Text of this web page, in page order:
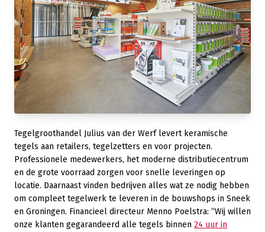
Tegelgroothandel Julius van der Werf levert keramische
tegels aan retailers, tegelzetters en voor projecten.
Professionele medewerkers, het moderne distributiecentrum
en de grote voorraad zorgen voor snelle leveringen op
locatie. Daarnaast vinden bedrijven alles wat ze nodig hebben
om compleet tegelwerk te leveren in de bouwshops in Sneek
en Groningen. Financieel directeur Menno Poelstra: “Wij willen
onze klanten gegarandeerd alle tegels binnen 24 uur in